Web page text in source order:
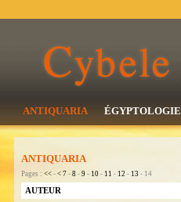
ANTIQUARIA ÉGYPTOLOGIE
ANTIQUARIA
Pages : << - < 7 - 8 - 9 - 10 - 11 - 12 - 13 - 14
AUTEUR